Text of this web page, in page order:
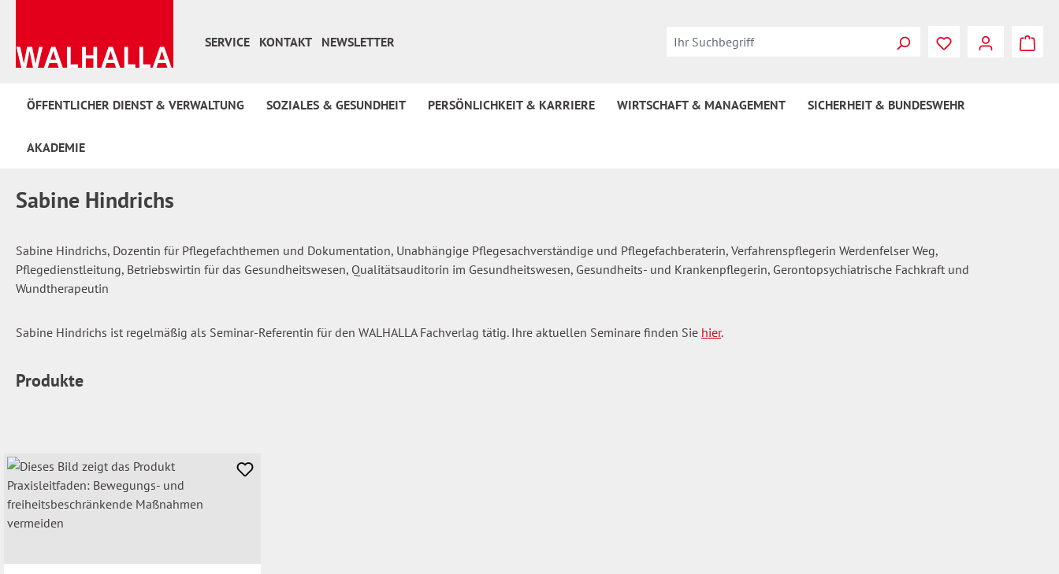
SERVICE
KONTAKT NEWSLETTER Du hast 0
ÖFFENTLICHER DIENST & VERWALTUNG SOZIALES & GESUNDHEIT PERSÖNLICHKEIT & KARRIERE WIRTSCHAFT & MANAGEMENT SICHERHEIT & BUNDESWEHR
AKADEMIE
Sabine Hindrichs
Sabine Hindrichs, Dozentin für Pflegefachthemen und Dokumentation, Unabhängige Pflegesachverständige und Pflegefachberaterin, Verfahrenspflegerin Werdenfelser Weg,
Pflegedienstleitung, Betriebswirtin für das Gesundheitswesen, Qualitätsauditorin im Gesundheitswesen, Gesundheits- und Krankenpflegerin, Gerontopsychiatrische Fachkraft und
Wundtherapeutin
Sabine Hindrichs ist regelmäßig als Seminar-Referentin für den WALHALLA Fachverlag tätig. Ihre aktuellen Seminare finden Sie hier.
Produkte